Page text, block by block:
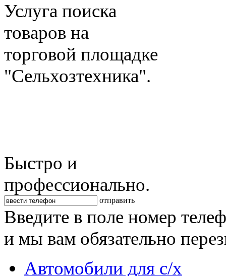
Услуга поиска
товаров на
торговой площадке
"Сельхозтехника".
Быстро и
профессионально.
отправить
Введите в поле номер
и мы вам обязательно
Автомобили для с/х